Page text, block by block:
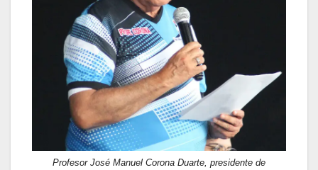
Profesor José Manuel Corona Duarte, presidente de